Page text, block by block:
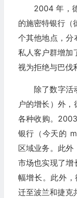
2004 年，
的施密特银行（
个其他地点，分
私人客户群增加
视为拒绝与巴伐
除了数字活
户的增长）外
各种收购。
银行（今天的
区域业务。此
市场也实现了增
幅增长。此外
迁至波兰和捷克